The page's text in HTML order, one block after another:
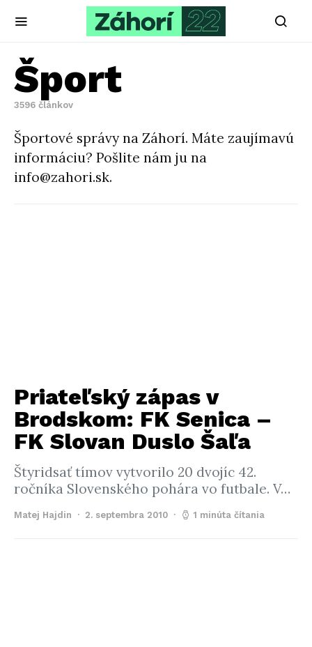
Šport
3596 článkov
Športové správy na Záhorí. Máte zaujímavú
informáciu? Pošlite nám ju na
info@zahori.sk.
Priateľský zápas v
Brodskom: FK Senica –
FK Slovan Duslo Šaľa
Štyridsať tímov vytvorilo 20 dvojíc 42.
ročníka Slovenského pohára vo futbale. V…
Matej Hajdin 2. septembra 2010 1 minúta čítania